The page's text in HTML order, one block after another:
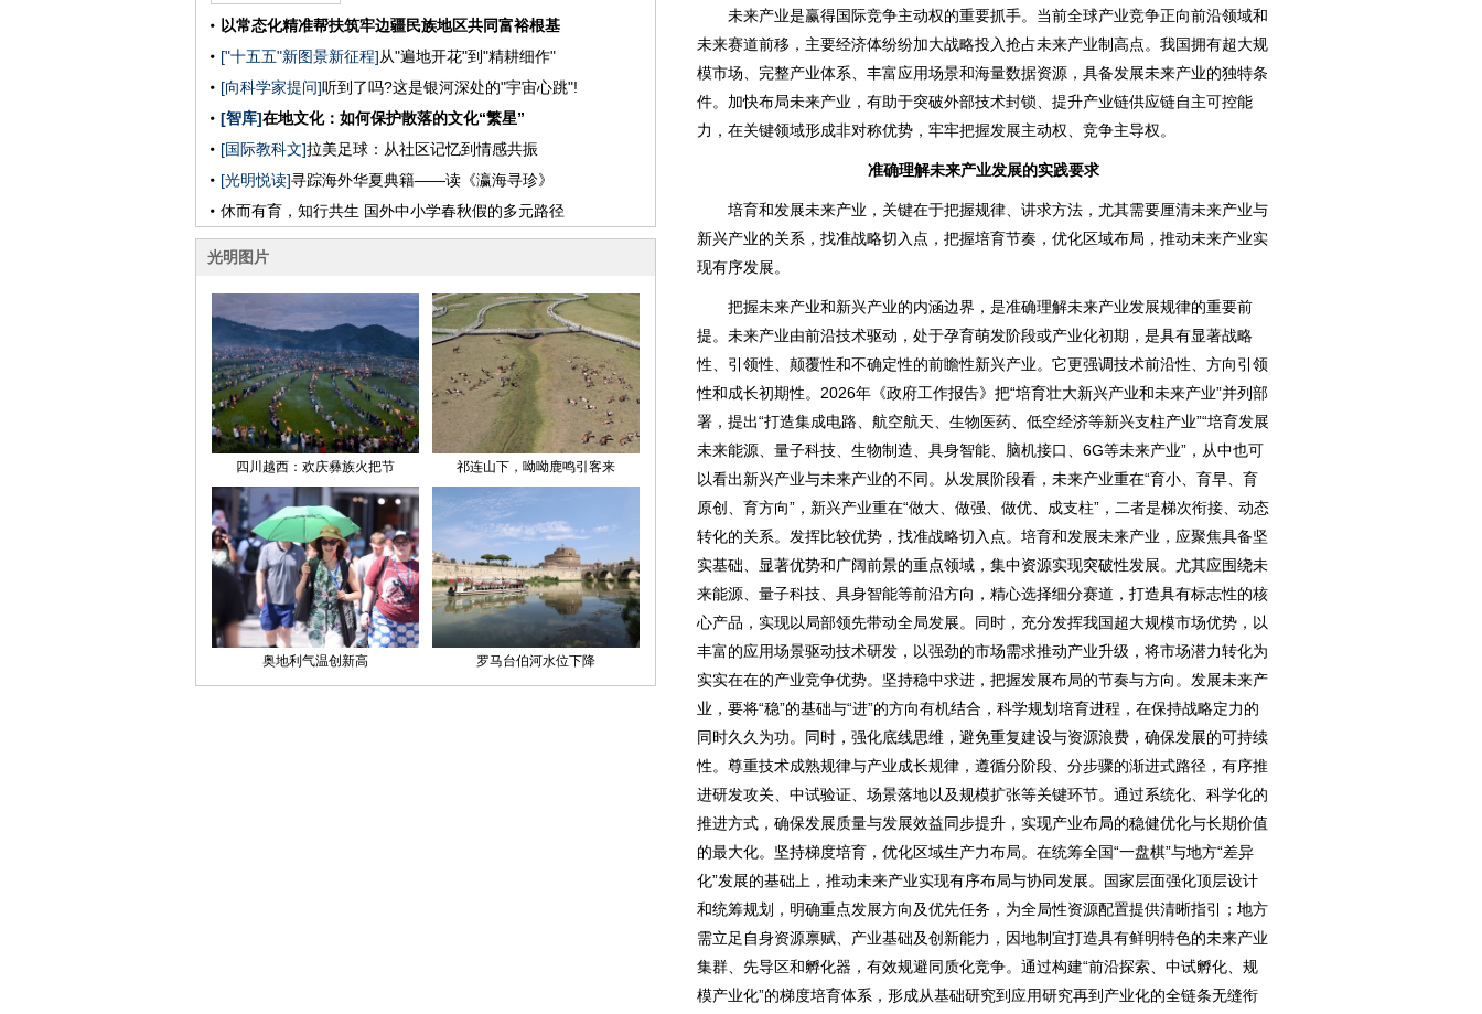
未来产业是赢得国际竞争主动权的重要抓手。当前全球产业竞争正向前沿领域和
未来赛道前移，主要经济体纷纷加大战略投入抢占未来产业制高点。我国拥有超大规
模市场、完整产业体系、丰富应用场景和海量数据资源，具备发展未来产业的独特条
件。加快布局未来产业，有助于突破外部技术封锁、提升产业链供应链自主可控能
力，在关键领域形成非对称优势，牢牢把握发展主动权、竞争主导权。
准确理解未来产业发展的实践要求
培育和发展未来产业，关键在于把握规律、讲求方法，尤其需要厘清未来产业与
新兴产业的关系，找准战略切入点，把握培育节奏，优化区域布局，推动未来产业实
现有序发展。
把握未来产业和新兴产业的内涵边界，是准确理解未来产业发展规律的重要前
提。未来产业由前沿技术驱动，处于孕育萌发阶段或产业化初期，是具有显著战略
性、引领性、颠覆性和不确定性的前瞻性新兴产业。它更强调技术前沿性、方向引领
性和成长初期性。2026年《政府工作报告》把“培育壮大新兴产业和未来产业”并列部
署，提出“打造集成电路、航空航天、生物医药、低空经济等新兴支柱产业”“培育发展
未来能源、量子科技、生物制造、具身智能、脑机接口、6G等未来产业”，从中也可
以看出新兴产业与未来产业的不同。从发展阶段看，未来产业重在“育小、育早、育
原创、育方向”，新兴产业重在“做大、做强、做优、成支柱”，二者是梯次衔接、动态
转化的关系。发挥比较优势，找准战略切入点。培育和发展未来产业，应聚焦具备坚
实基础、显著优势和广阔前景的重点领域，集中资源实现突破性发展。尤其应围绕未
来能源、量子科技、具身智能等前沿方向，精心选择细分赛道，打造具有标志性的核
心产品，实现以局部领先带动全局发展。同时，充分发挥我国超大规模市场优势，以
丰富的应用场景驱动技术研发，以强劲的市场需求推动产业升级，将市场潜力转化为
实实在在的产业竞争优势。坚持稳中求进，把握发展布局的节奏与方向。发展未来产
业，要将“稳”的基础与“进”的方向有机结合，科学规划培育进程，在保持战略定力的
同时久久为功。同时，强化底线思维，避免重复建设与资源浪费，确保发展的可持续
性。尊重技术成熟规律与产业成长规律，遵循分阶段、分步骤的渐进式路径，有序推
进研发攻关、中试验证、场景落地以及规模扩张等关键环节。通过系统化、科学化的
推进方式，确保发展质量与发展效益同步提升，实现产业布局的稳健优化与长期价值
的最大化。坚持梯度培育，优化区域生产力布局。在统筹全国“一盘棋”与地方“差异
化”发展的基础上，推动未来产业实现有序布局与协同发展。国家层面强化顶层设计
和统筹规划，明确重点发展方向及优先任务，为全局性资源配置提供清晰指引；地方
需立足自身资源禀赋、产业基础及创新能力，因地制宜打造具有鲜明特色的未来产业
集群、先导区和孵化器，有效规避同质化竞争。通过构建“前沿探索、中试孵化、规
模产业化”的梯度培育体系，形成从基础研究到应用研究再到产业化的全链条无缝衔